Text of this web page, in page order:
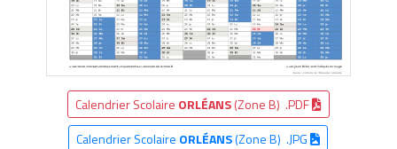
Calendrier Scolaire ORLÉANS(Zone B) .PDF
Calendrier Scolaire ORLÉANS(Zone B) .JPG